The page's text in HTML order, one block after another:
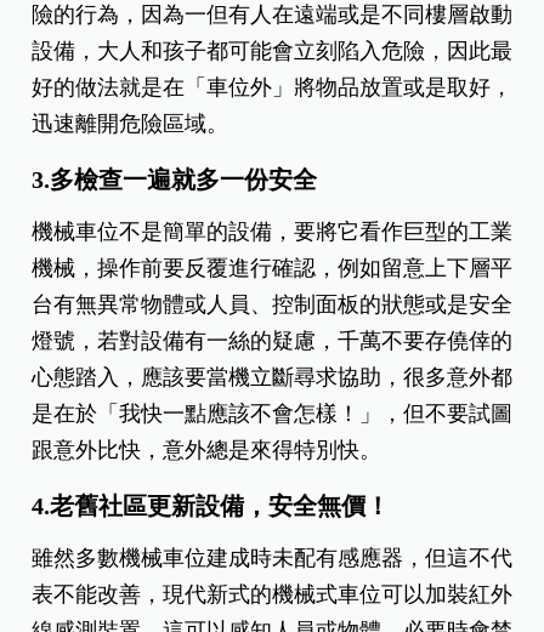
險的行為，因為一但有人在遠端或是不同樓層啟動
設備，大人和孩子都可能會立刻陷入危險，因此最
好的做法就是在「車位外」將物品放置或是取好，
迅速離開危險區域。
3.多檢查一遍就多一份安全
機械車位不是簡單的設備，要將它看作巨型的工業
機械，操作前要反覆進行確認，例如留意上下層平
台有無異常物體或人員、控制面板的狀態或是安全
燈號，若對設備有一絲的疑慮，千萬不要存僥倖的
心態踏入，應該要當機立斷尋求協助，很多意外都
是在於「我快一點應該不會怎樣！」，但不要試圖
跟意外比快，意外總是來得特別快。
4.老舊社區更新設備，安全無價！
雖然多數機械車位建成時未配有感應器，但這不代
表不能改善，現代新式的機械式車位可以加裝紅外